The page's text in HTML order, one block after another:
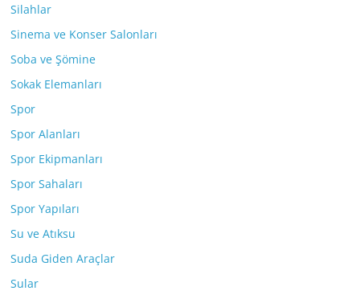
Silahlar
Sinema ve Konser Salonları
Soba ve Şömine
Sokak Elemanları
Spor
Spor Alanları
Spor Ekipmanları
Spor Sahaları
Spor Yapıları
Su ve Atıksu
Suda Giden Araçlar
Sular